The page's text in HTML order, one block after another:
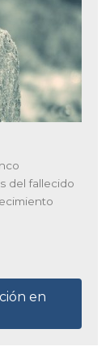
del fallecido
en